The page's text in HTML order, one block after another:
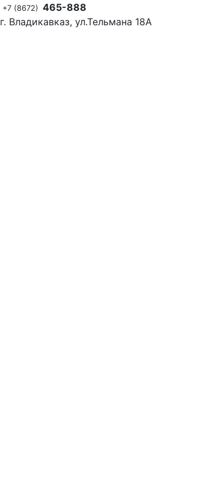
+7 (8672) 465-888
г. Владикавказ, ул.Тельмана 18А